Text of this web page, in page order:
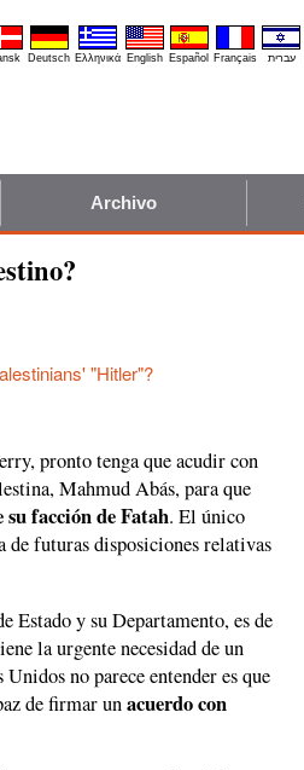
Deutsch Ελληνικά English Español Français עברית
Archivo
"Hitler"?
pronto tenga que acudir con
Mahmud Abás, para que
facción de Fatah. El único
de futuras disposiciones relativas
Estado y su Departamento, es de
la urgente necesidad de un
no parece entender es que
de firmar unacuerdo con